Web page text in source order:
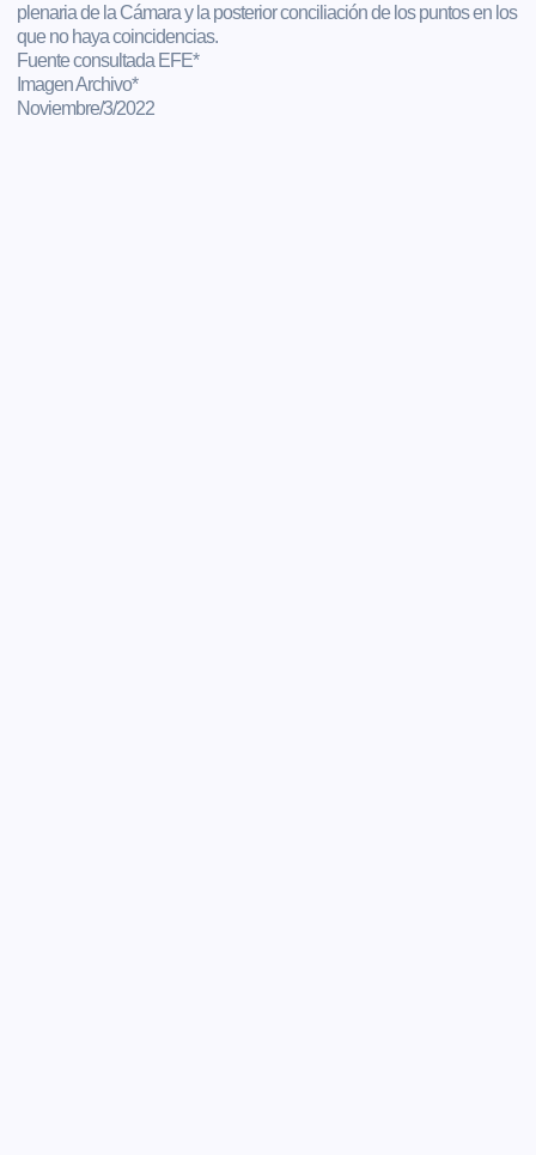
plenaria de la Cámara y la posterior conciliación de los puntos en los
que no haya coincidencias.
Fuente consultada EFE*
Imagen Archivo*
Noviembre/3/2022